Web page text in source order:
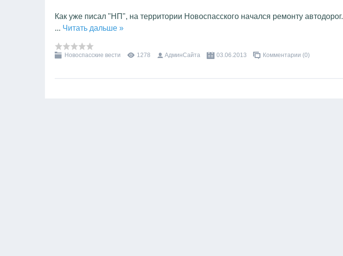
Как уже писал "НП", на территории Новоспасского начался ремонту автодорог.
... Читать дальше »
Новоспасские вести 1278 АдминСайта 03.06.2013 Комментарии (0)